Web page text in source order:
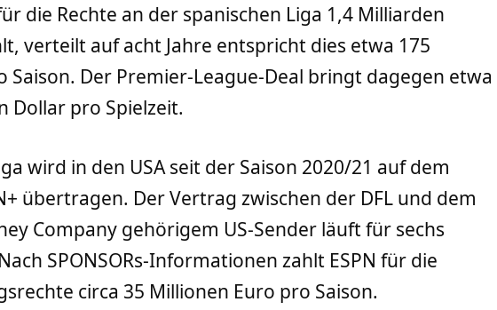
die Rechte an der spanischen Liga 1,4 Milliarden
verteilt auf acht Jahre entspricht dies etwa 175
Saison. Der Premier-League-Deal bringt dagegen etwa
Dollar pro Spielzeit.
wird in den USA seit der Saison 2020/21 auf dem
übertragen. Der Vertrag zwischen der DFL und dem
Company gehörigem US-Sender läuft für sechs
SPONSORs-Informationen zahlt ESPN für die
circa 35 Millionen Euro pro Saison.